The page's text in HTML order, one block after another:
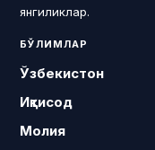
янгиликлар.
БЎЛИМЛАР
Ўзбекистон
Иқтисод
Молия